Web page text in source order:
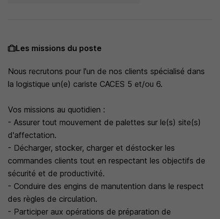
Les missions du poste
Nous recrutons pour l'un de nos clients spécialisé dans
la logistique un(e) cariste CACES 5 et/ou 6.
Vos missions au quotidien :
- Assurer tout mouvement de palettes sur le(s) site(s)
d'affectation.
- Décharger, stocker, charger et déstocker les
commandes clients tout en respectant les objectifs de
sécurité et de productivité.
- Conduire des engins de manutention dans le respect
des règles de circulation.
- Participer aux opérations de préparation de